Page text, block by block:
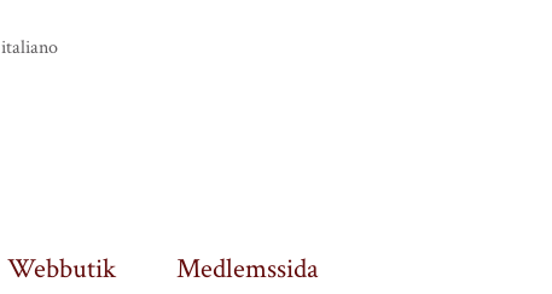
italiano
Webbutik Medlemssida